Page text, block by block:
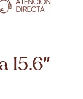
15.6″